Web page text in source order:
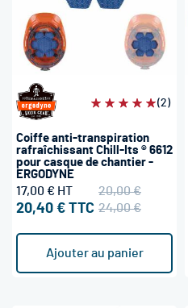
Évaluation:(2)
Coiffe anti-transpiration
rafraîchissant Chill-Its ® 6612
pour casque de chantier -
ERGODYNE
20,40 €
17,00 €
24,00 €
20,00 €
Ajouter au panier